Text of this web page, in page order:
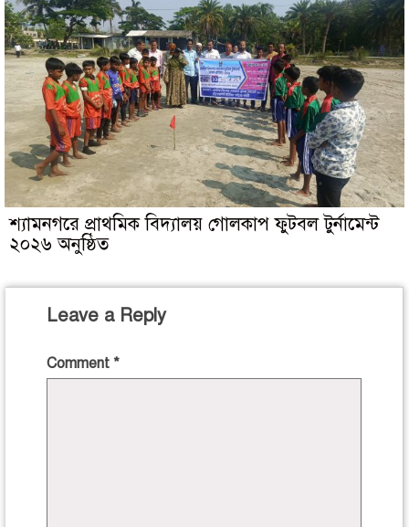
শ্যামনগরে প্রাথমিক বিদ্যালয় গোলকাপ ফুটবল টুর্নামেন্ট
২০২৬ অনুষ্ঠিত
Leave a Reply
Comment *